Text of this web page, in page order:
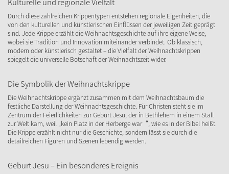
Durch diese zahlreichen Krippentypen entstehen regionale Eigenheiten, die
von den kulturellen und künstlerischen Einflüssen der jeweiligen Zeit geprägt
sind. Jede Krippe erzählt die Weihnachtsgeschichte auf ihre eigene Weise,
wobei sie Tradition und Innovation miteinander verbindet. Ob klassisch,
modern oder künstlerisch gestaltet – die Vielfalt der Weihnachtskrippen
spiegelt die universelle Botschaft der Weihnachtszeit wider.
Die Symbolik der Weihnachtskrippe
Die Weihnachtskrippe ergänzt zusammen mit dem Weihnachtsbaum die
festliche Darstellung der Weihnachtsgeschichte. Für Christen steht sie im
Zentrum der Feierlichkeiten zur Geburt Jesu, der in Bethlehem in einem Stall
zur Welt kam, weil „kein Platz in der Herberge war“, wie es in der Bibel heißt.
Die Krippe erzählt nicht nur die Geschichte, sondern lässt sie durch die
detailreichen Figuren und Szenen lebendig werden.
Geburt Jesu – Ein besonderes Ereignis